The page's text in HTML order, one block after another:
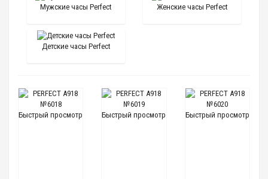
Мужские часы Perfect Женские часы Perfect
Детские часы Perfect
Быстрый просмотр Быстрый просмотр Быстрый просмотр